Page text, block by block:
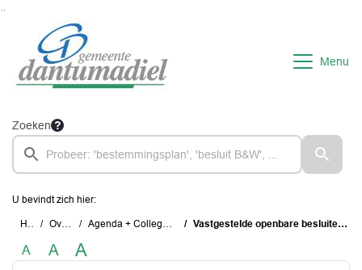
Menu
Zoeken
U bevindt zich hier:
Home Overzichten Agenda + Collegebesluiten Dantumadiel Vastgestelde openbare besluitenlijst college B&W Gemeente Dantumadiel d.d. 12 mei 2026
A A A